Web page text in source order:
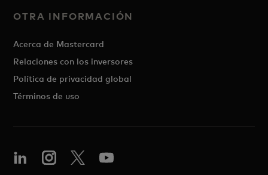
OTRA INFORMACIÓN
Acerca de Mastercard
Relaciones con los inversores
Política de privacidad global
Términos de uso